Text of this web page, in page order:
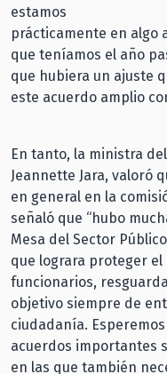
estamos
prácticamente en algo
que teníamos el año
que hubiera un ajuste
este acuerdo amplio
En tanto, la ministra
Jeannette Jara, valoró
en general en la
señaló que “hubo
Mesa del Sector
que lograra proteger
funcionarios,
objetivo siempre de
ciudadanía.
acuerdos importantes
en las que también